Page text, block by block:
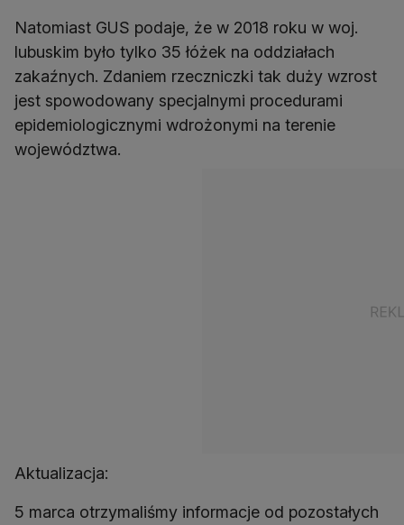
Natomiast GUS podaje, że w 2018 roku w woj.
lubuskim było tylko 35 łóżek na oddziałach
zakaźnych. Zdaniem rzeczniczki tak duży wzrost
jest spowodowany specjalnymi procedurami
epidemiologicznymi wdrożonymi na terenie
województwa.
Aktualizacja:
5 marca otrzymaliśmy informacje od pozostałych